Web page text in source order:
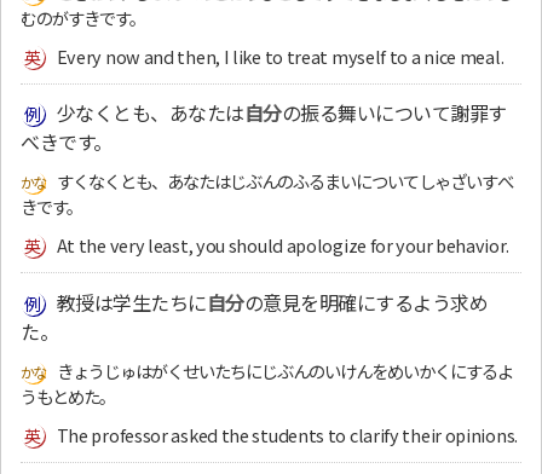
むのがすきです。
Every now and then, I like to treat myself to a nice meal.
少なくとも、あなたは自分の振る舞いについて謝罪す
べきです。
すくなくとも、あなたはじぶんのふるまいについてしゃざいすべ
きです。
At the very least, you should apologize for your behavior.
教授は学生たちに自分の意見を明確にするよう求め
た。
きょうじゅはがくせいたちにじぶんのいけんをめいかくにするよ
うもとめた。
The professor asked the students to clarify their opinions.